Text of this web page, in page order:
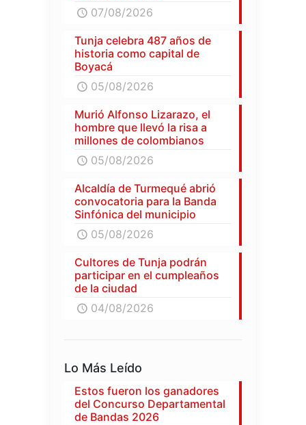
07/08/2026
Tunja celebra 487 años de
historia como capital de
Boyacá
05/08/2026
Murió Alfonso Lizarazo, el
hombre que llevó la risa a
millones de colombianos
05/08/2026
Alcaldía de Turmequé abrió
convocatoria para la Banda
Sinfónica del municipio
05/08/2026
Cultores de Tunja podrán
participar en el cumpleaños
de la ciudad
04/08/2026
Lo Más Leído
Estos fueron los ganadores
del Concurso Departamental
de Bandas 2026